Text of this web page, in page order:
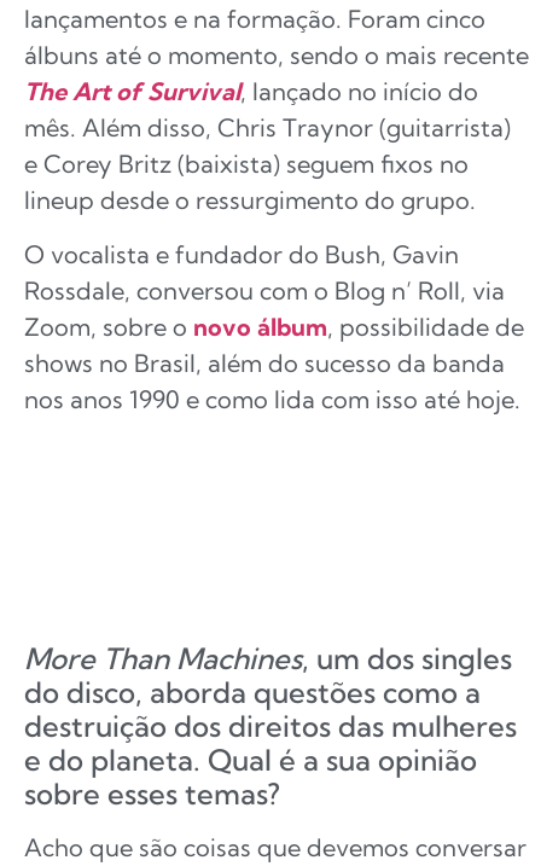
lançamentos e na formação. Foram cinco
álbuns até o momento, sendo o mais recente
The Art of Survival, lançado no início do
mês. Além disso, Chris Traynor (guitarrista)
e Corey Britz (baixista) seguem fixos no
lineup desde o ressurgimento do grupo.
O vocalista e fundador do Bush, Gavin
Rossdale, conversou com o Blog n’ Roll, via
Zoom, sobre o novo álbum, possibilidade de
shows no Brasil, além do sucesso da banda
nos anos 1990 e como lida com isso até hoje.
More Than Machines, um dos singles
do disco, aborda questões como a
destruição dos direitos das mulheres
e do planeta. Qual é a sua opinião
sobre esses temas?
Acho que são coisas que devemos conversar